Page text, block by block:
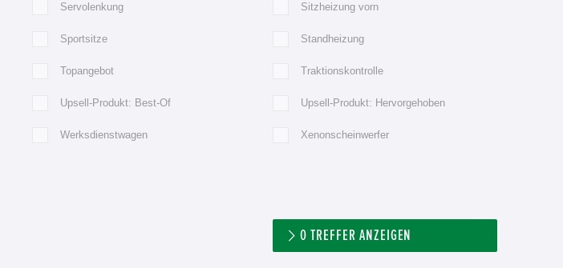
Servolenkung Sitzheizung vorn
Sportsitze Standheizung
Topangebot Traktionskontrolle
Upsell-Produkt: Best-Of Upsell-Produkt: Hervorgehoben
Werksdienstwagen Xenonscheinwerfer
0 TREFFER ANZEIGEN